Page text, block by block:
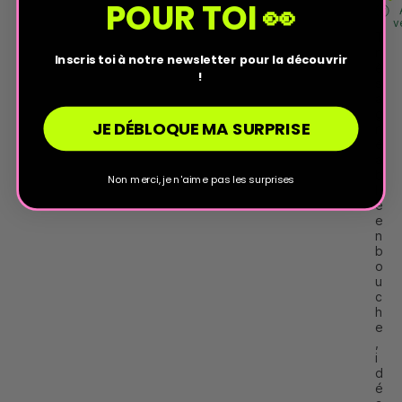
e
e
n
b
o
u
c
h
e
i
d
é
POUR TOI 👀
Inscris toi à notre newsletter pour la découvrir
!
JE DÉBLOQUE MA SURPRISE
Non merci, je n'aime pas les surprises